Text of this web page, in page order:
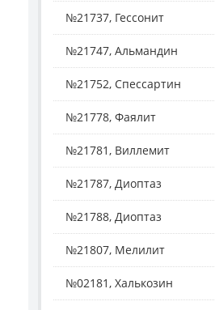
№21737, Гессонит
№21747, Альмандин
№21752, Спессартин
№21778, Фаялит
№21781, Виллемит
№21787, Диоптаз
№21788, Диоптаз
№21807, Мелилит
№02181, Халькозин